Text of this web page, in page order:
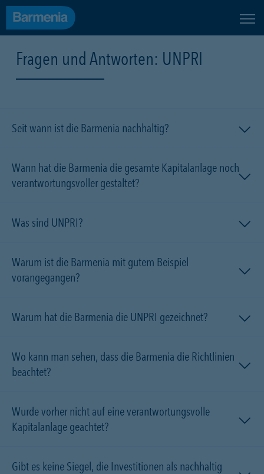
Fragen und Antworten: UNPRI
Seit wann ist die Barmenia nachhaltig?
Wann hat die Barmenia die gesamte Kapitalanlage noch
verantwortungsvoller gestaltet?
Was sind UNPRI?
Warum ist die Barmenia mit gutem Beispiel
vorangegangen?
Warum hat die Barmenia die UNPRI gezeichnet?
Wo kann man sehen, dass die Barmenia die Richtlinien
beachtet?
Wurde vorher nicht auf eine verantwortungsvolle
Kapitalanlage geachtet?
Gibt es keine Siegel, die Investitionen als nachhaltig